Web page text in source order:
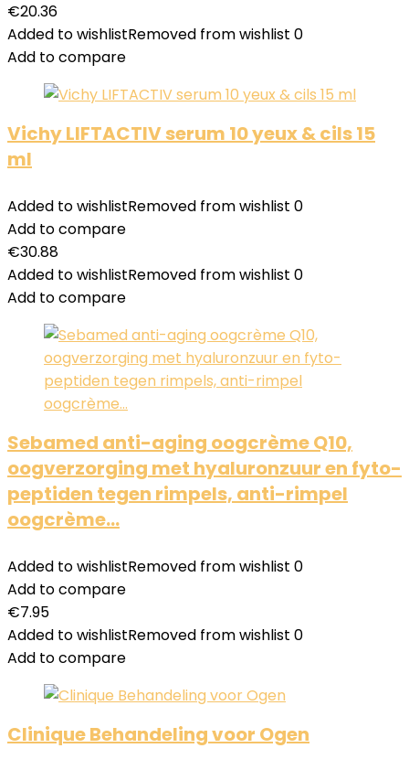
€20.36
Added to wishlistRemoved from wishlist 0
Add to compare
Vichy LIFTACTIV serum 10 yeux & cils 15
ml
Added to wishlistRemoved from wishlist 0
Add to compare
€30.88
Added to wishlistRemoved from wishlist 0
Add to compare
Sebamed anti-aging oogcrème Q10,
oogverzorging met hyaluronzuur en fyto-
peptiden tegen rimpels, anti-rimpel
oogcrème…
Added to wishlistRemoved from wishlist 0
Add to compare
€7.95
Added to wishlistRemoved from wishlist 0
Add to compare
Clinique Behandeling voor Ogen